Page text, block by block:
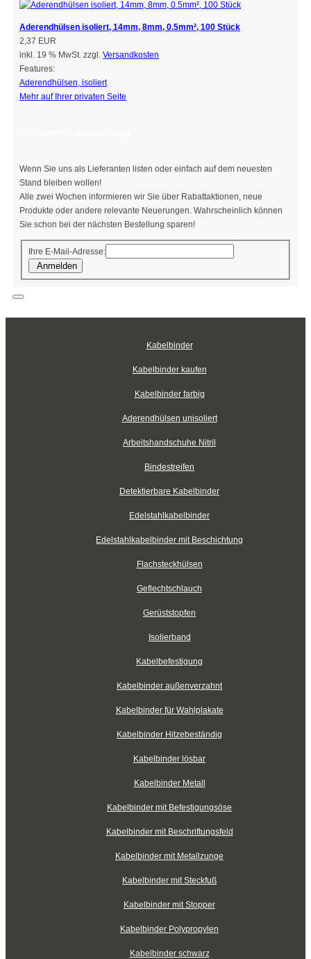
Aderendhülsen isoliert, 14mm, 8mm, 0.5mm², 100 Stück
2,37 EUR
inkl. 19 % MwSt. zzgl. Versandkosten
Features:
Aderendhülsen, isoliert
Mehr auf Ihrer privaten Seite
Wenn Sie uns als Lieferanten listen oder einfach auf dem neuesten
Stand bleiben wollen!
Alle zwei Wochen informieren wir Sie über Rabattaktionen, neue
Produkte oder andere relevante Neuerungen. Wahrscheinlich können
Sie schon bei der nächsten Bestellung sparen!
Ihre E-Mail-Adresse:
Anmelden
Kabelbinder
Kabelbinder kaufen
Kabelbinder farbig
Aderendhülsen unisoliert
Arbeitshandschuhe Nitril
Bindestreifen
Detektierbare Kabelbinder
Edelstahlkabelbinder
Edelstahlkabelbinder mit Beschichtung
Flachsteckhülsen
Geflechtschlauch
Gerüststopfen
Isolierband
Kabelbefestigung
Kabelbinder außenverzahnt
Kabelbinder für Wahlplakate
Kabelbinder Hitzebeständig
Kabelbinder lösbar
Kabelbinder Metall
Kabelbinder mit Befestigungsöse
Kabelbinder mit Beschriftungsfeld
Kabelbinder mit Metallzunge
Kabelbinder mit Steckfuß
Kabelbinder mit Stopper
Kabelbinder Polypropylen
Kabelbinder schwarz